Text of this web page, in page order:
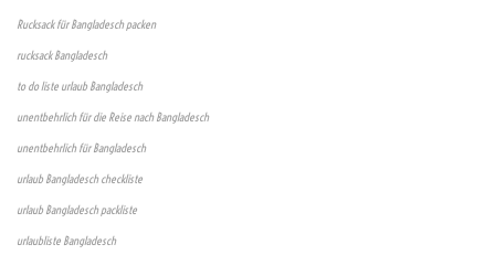
Rucksack für Bangladesch packen
rucksack Bangladesch
to do liste urlaub Bangladesch
unentbehrlich für die Reise nach Bangladesch
unentbehrlich für Bangladesch
urlaub Bangladesch checkliste
urlaub Bangladesch packliste
urlaubliste Bangladesch